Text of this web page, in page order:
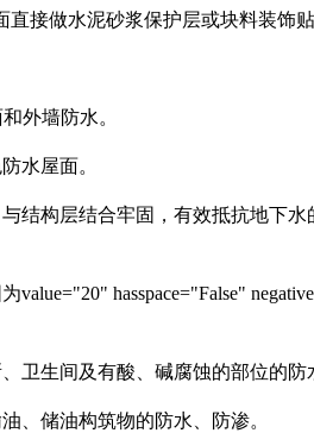
直接做水泥砂浆保护层或块料装饰
外墙防水。
水屋面。
与结构层结合牢固，有效抵抗地下
value="20" hasspace="False"
卫生间及有酸、碱腐蚀的部位的防
、储油构筑物的防水、防渗。